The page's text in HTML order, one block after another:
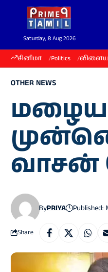
Saturday, 8 Aug 2026
சினிமா Politics
OTHER NEWS
வாசன்
ByPRIYA Published:
Share